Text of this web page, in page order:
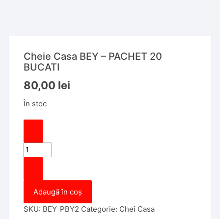
Cheie Casa BEY – PACHET 20
BUCATI
80,00 lei
În stoc
Cantitate
Cheie
BEY
PACHET
Adaugă în coș
SKU: BEY-PBY2 Categorie: Chei Casa